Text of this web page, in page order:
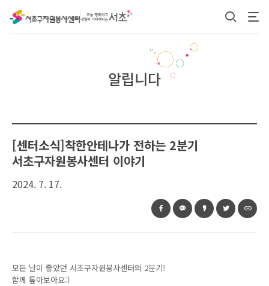
알립니다
[센터소식]착한안테나가 전하는 2분기
서초구자원봉사센터 이야기
2024. 7. 17.
모든 날이 좋았던 서초구자원봉사센터의 2분기!
함께 톺아보아요:)